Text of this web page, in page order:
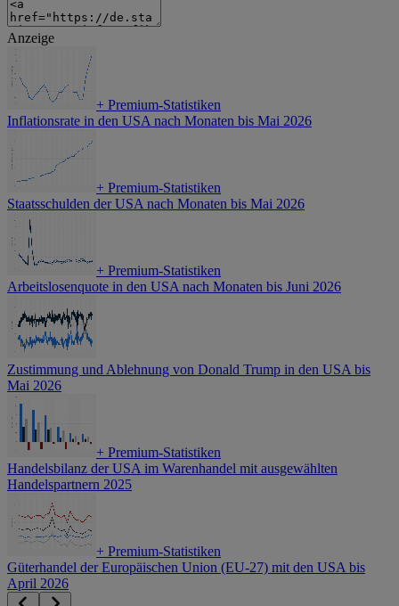
Anzeige
+ Premium-Statistiken
Inflationsrate in den USA nach Monaten bis Mai 2026
+ Premium-Statistiken
Staatsschulden der USA nach Monaten bis Mai 2026
+ Premium-Statistiken
Arbeitslosenquote in den USA nach Monaten bis Juni 2026
Zustimmung und Ablehnung von Donald Trump in den USA bis
Mai 2026
+ Premium-Statistiken
Handelsbilanz der USA im Warenhandel mit ausgewählten
Handelspartnern 2025
+ Premium-Statistiken
Güterhandel der Europäischen Union (EU-27) mit den USA bis
April 2026